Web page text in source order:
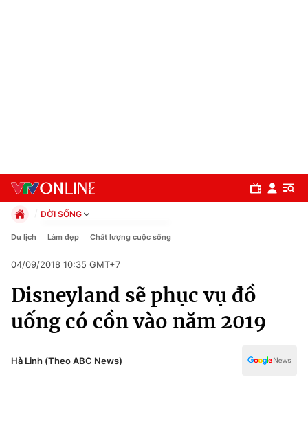
Chuyên mục
Chính trị
ĐỜI SỐNG
Chính trị
Pháp luật
Kinh tế
Thể thao
Truyền hình
Y tế
Du lịch Làm đẹp Chất lượng cuộc sống
04/09/2018 10:35 GMT+7
Disneyland sẽ phục vụ đồ
uống có cồn vào năm 2019
Hà Linh (Theo ABC News)